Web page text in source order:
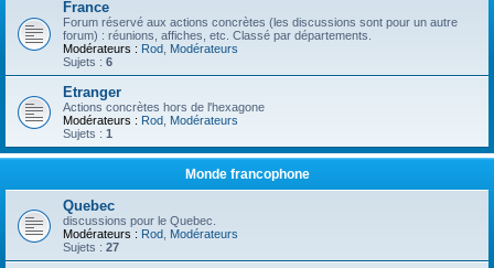
France
Forum réservé aux actions concrètes (les discussions sont pour un autre
forum) : réunions, affiches, etc. Classé par départements.
Modérateurs : Rod Modérateurs
Sujets : 6
Etranger
Actions concrètes hors de l'hexagone
Modérateurs : Rod Modérateurs
Sujets : 1
Monde francophone
Quebec
discussions pour le Quebec.
Modérateurs : Rod Modérateurs
Sujets : 27